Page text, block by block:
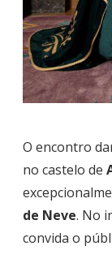
O encontro
no castelo de
de Neve. No
convida o